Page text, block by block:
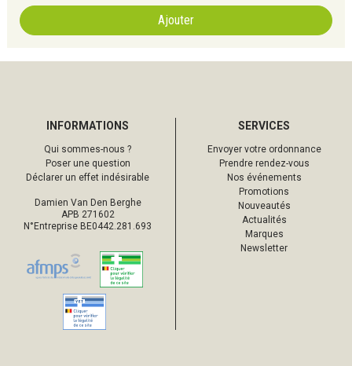
Ajouter
INFORMATIONS
Qui sommes-nous ?
Poser une question
Déclarer un effet indésirable
Damien Van Den Berghe
APB 271602
N°Entreprise BE0442.281.693
SERVICES
Envoyer votre ordonnance
Prendre rendez-vous
Nos événements
Promotions
Nouveautés
Actualités
Marques
Newsletter